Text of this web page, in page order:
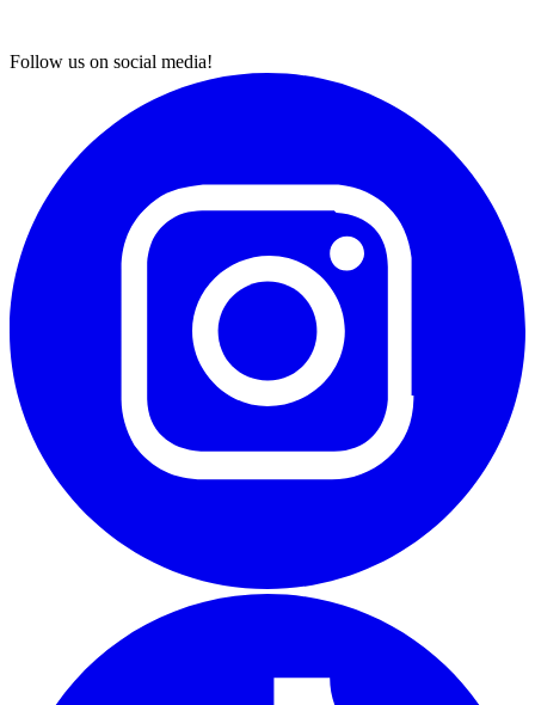
Follow us on social media!